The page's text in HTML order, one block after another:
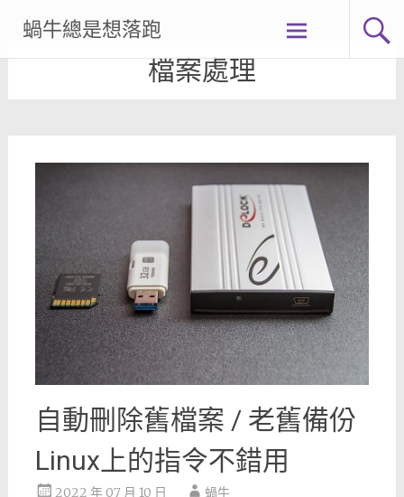
content
蝸牛總是想落跑
檔案處理
自動刪除舊檔案 / 老舊備份
Linux上的指令不錯用
2022 年 07 月 10 日 蝸牛